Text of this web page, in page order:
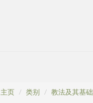
主页 类别 教法及其基础